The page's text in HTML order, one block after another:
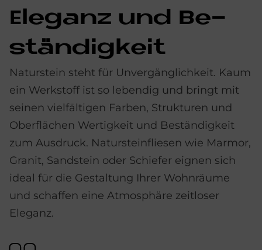
Ele­ganz und Be­
stän­dig­keit
Naturstein steht für Unvergänglichkeit. Kaum
ein Werkstoff ist so lebendig und bringt mit
seinen vielfältigen Farben, Strukturen und
Oberflächen Wertigkeit und Beständigkeit
zum Ausdruck. Natursteinfliesen wie Marmor,
Granit, Sandstein oder Schiefer eignen sich
ideal für die Gestaltung Ihrer Wohnräume
und schaffen eine Atmosphäre zeitloser
Eleganz.